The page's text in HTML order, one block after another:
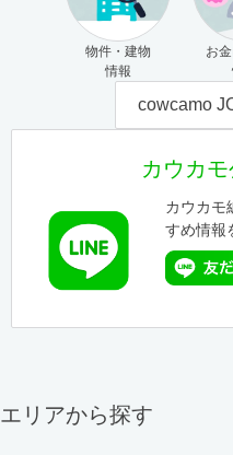
物件・建物
情報
お
cowcamo
カウカ
カウカモ
すめ情報
エリアから探す